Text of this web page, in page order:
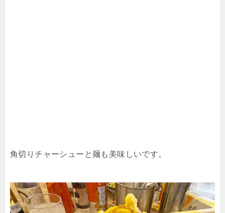
角切りチャーシューと麺も美味しいです。